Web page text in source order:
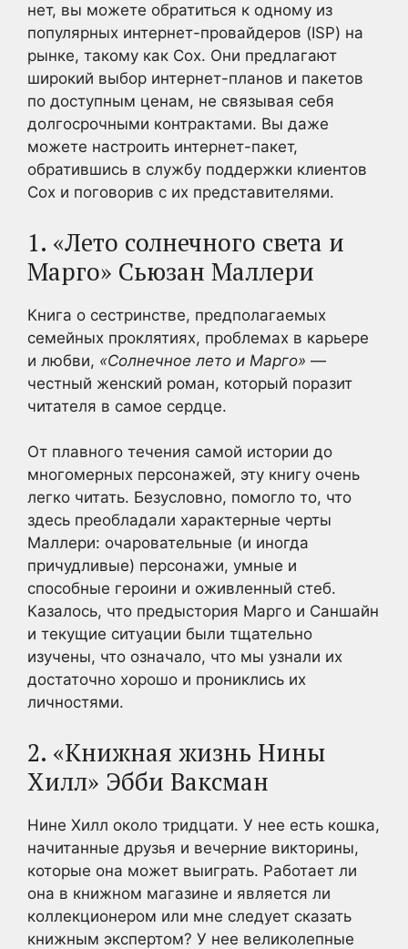
нет, вы можете обратиться к одному из
популярных интернет-провайдеров (ISP) на
рынке, такому как Cox. Они предлагают
широкий выбор интернет-планов и пакетов
по доступным ценам, не связывая себя
долгосрочными контрактами. Вы даже
можете настроить интернет-пакет,
обратившись в службу поддержки клиентов
Cox и поговорив с их представителями.
1. «Лето солнечного света и
Марго» Сьюзан Маллери
Книга о сестринстве, предполагаемых
семейных проклятиях, проблемах в карьере
и любви, «Солнечное лето и Марго» —
честный женский роман, который поразит
читателя в самое сердце.
От плавного течения самой истории до
многомерных персонажей, эту книгу очень
легко читать. Безусловно, помогло то, что
здесь преобладали характерные черты
Маллери: очаровательные (и иногда
причудливые) персонажи, умные и
способные героини и оживленный стеб.
Казалось, что предыстория Марго и Саншайн
и текущие ситуации были тщательно
изучены, что означало, что мы узнали их
достаточно хорошо и прониклись их
личностями.
2. «Книжная жизнь Нины
Хилл» Эбби Ваксман
Нине Хилл около тридцати. У нее есть кошка,
начитанные друзья и вечерние викторины,
которые она может выиграть. Работает ли
она в книжном магазине и является ли
коллекционером или мне следует сказать
книжным экспертом? У нее великолепные